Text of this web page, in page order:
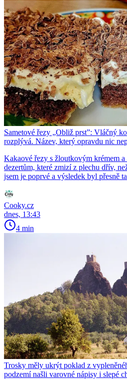
Sametové řezy „Obliž prst”: Vláčný
rozplývá. Název, který opravdu nic
Kakaové řezy s žloutkovým krémem
dezertům, které zmizí z plechu dřív,
jsem je poprvé a výsledek byl přesně
Cooky.cz
dnes, 13:43
4 min
Trosky měly ukrýt poklad z
podzemí našli varovné nápisy i slepé